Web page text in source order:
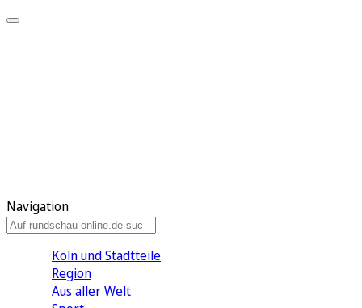
Navigation
Köln und Stadtteile
Region
Aus aller Welt